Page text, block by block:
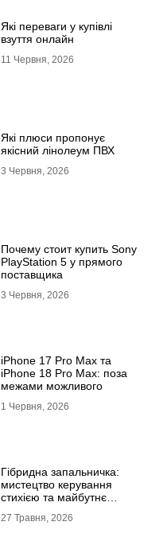
Які переваги у купівлі
взуття онлайн
11 Червня, 2026
Які плюси пропонує
якісний лінолеум ПВХ
3 Червня, 2026
Почему стоит купить Sony
PlayStation 5 у прямого
поставщика
3 Червня, 2026
iPhone 17 Pro Max та
iPhone 18 Pro Max: поза
межами можливого
1 Червня, 2026
Гібридна запальничка:
мистецтво керування
стихією та майбутнє
27 Травня, 2026